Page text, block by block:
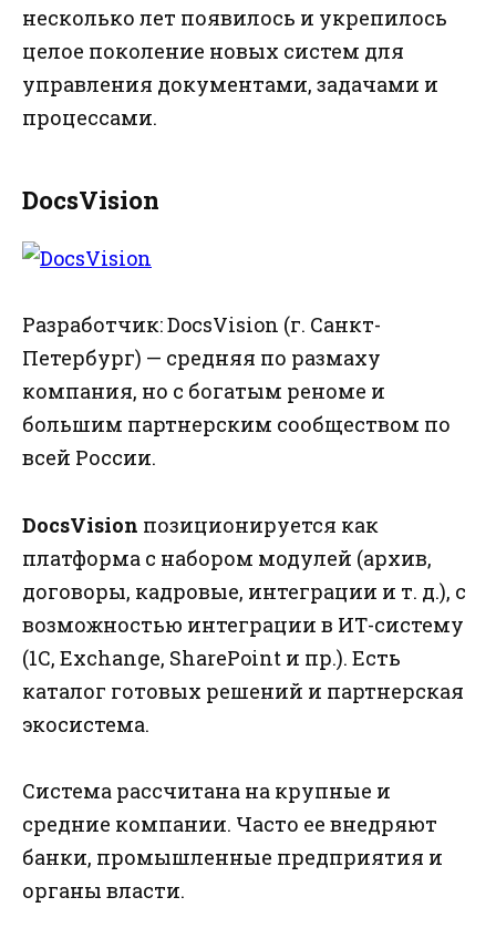
несколько лет появилось и укрепилось
целое поколение новых систем для
управления документами, задачами и
процессами.
DocsVision
Разработчик: DocsVision (г. Санкт-
Петербург) — средняя по размаху
компания, но с богатым реноме и
большим партнерским сообществом по
всей России.
DocsVision позиционируется как
платформа с набором модулей (архив,
договоры, кадровые, интеграции и т. д.), с
возможностью интеграции в ИТ-систему
(1С, Exchange, SharePoint и пр.). Есть
каталог готовых решений и партнерская
экосистема.
Система рассчитана на крупные и
средние компании. Часто ее внедряют
банки, промышленные предприятия и
органы власти.